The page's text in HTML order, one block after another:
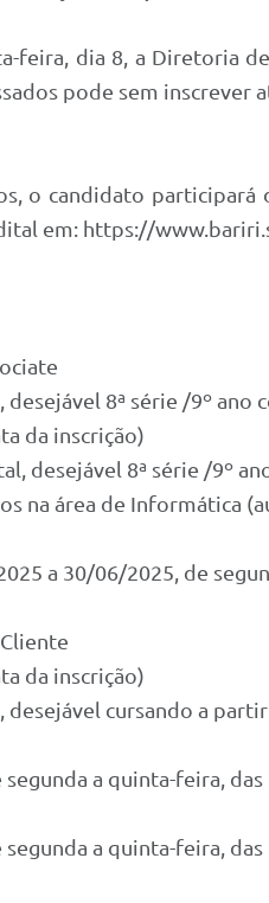
feira, dia 8, a Diretoria
pode sem inscrever
o candidato
em: https://
8ª série /9º ano
da inscrição)
desejável 8ª série /9º
na área de Informática
a 30/06/2025, de
da inscrição)
cursando a
a quinta-feira, das
a quinta-feira, das